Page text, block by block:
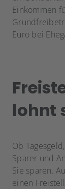
Einkommen
Euro bei
lohnt
Ob
Sparer und
Sie sparen.
einen